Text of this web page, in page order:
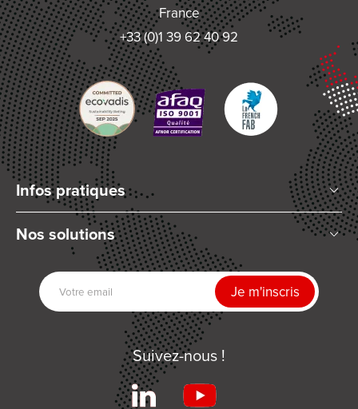
France
+33 (0)1 39 62 40 92
Infos pratiques
Qui sommes-nous ?
Articles et Actualités
Nos partenaires
Nous rejoindre
Conditions Générales de Ventes
Nos solutions
Mélange planétaire
Technologies de dosage
Suivez-nous !